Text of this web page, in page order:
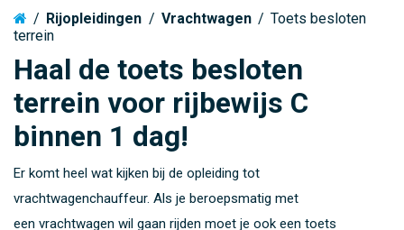
/ Rijopleidingen / Vrachtwagen / Toets besloten
terrein
Haal de toets besloten
terrein voor rijbewijs C
binnen 1 dag!
Er komt heel wat kijken bij de opleiding tot
vrachtwagenchauffeur. Als je beroepsmatig met
een vrachtwagen wil gaan rijden moet je ook een toets